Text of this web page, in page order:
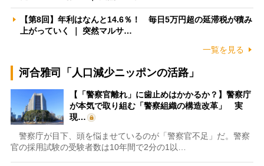
【第8回】年利はなんと14.6％！ 毎日5万円超の延滞税が積み
上がっていく ｜ 突然マルサ…
一覧を見る
河合雅司「人口減少ニッポンの活路」
【「警察官離れ」に歯止めはかかるか？】警察庁
が本気で取り組む「警察組織の構造改革」 実
現…
警察庁が目下、頭を悩ませているのが「警察官不足」だ。警察
官の採用試験の受験者数は10年間で2分の1以…